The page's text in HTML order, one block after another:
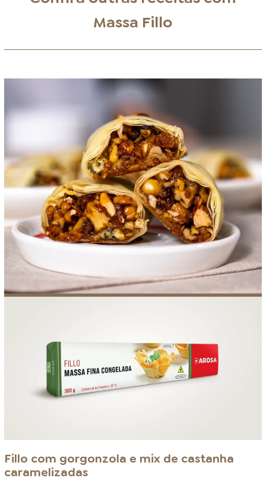
Massa Fillo
Fillo com gorgonzola e mix de castanha
caramelizadas